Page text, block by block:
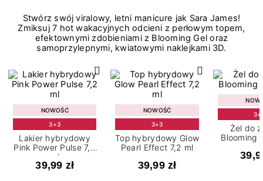
Stwórz swój viralowy, letni manicure jak Sara James!
Zmiksuj 7 hot wakacyjnych odcieni z perłowym topem,
efektownymi zdobieniami z Blooming Gel oraz
samoprzylepnymi, kwiatowymi naklejkami 3D.
NOWOŚĆ
3+3
Lakier hybrydowy
Pink Power Pulse 7,2
ml
39,99 zł
NOWOŚĆ
3+3
Top hybrydowy Glow
Pearl Effect 7,2 ml
39,99 zł
Żel do
Blooming